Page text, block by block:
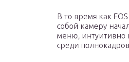
В то время как
собой камеру
меню, интуитивно
среди